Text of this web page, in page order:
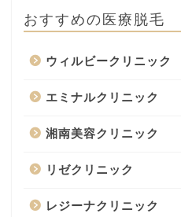
おすすめの医療脱毛
ウィルビークリニック
エミナルクリニック
湘南美容クリニック
リゼクリニック
レジーナクリニック